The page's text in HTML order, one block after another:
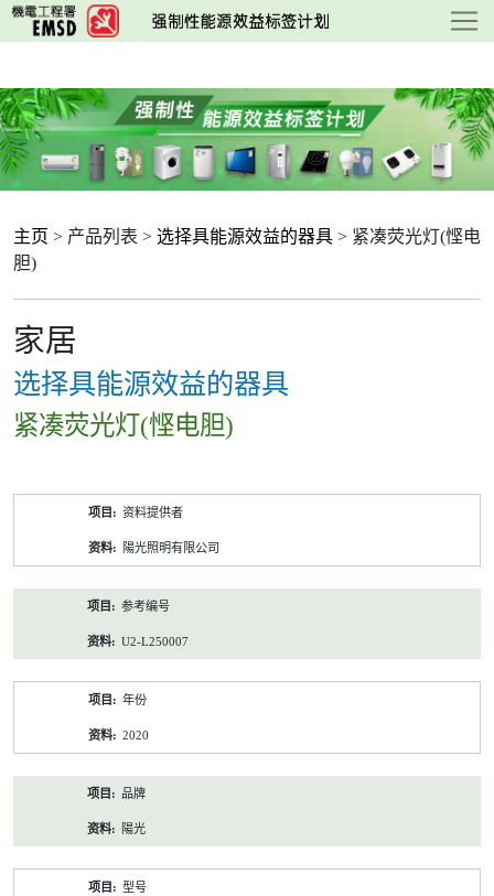
跳
至
要
内
容
主页 > 产品列表 > 选择具能源效益的器具 > 紧凑荧光灯(悭电
胆)
家居
选择具能源效益的器具
紧凑荧光灯(悭电胆)
资料提供者
陽光照明有限公司
参考编号
U2-L250007
年份
2020
品牌
陽光
型号